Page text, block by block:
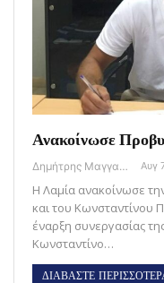
Ανακοίνωσε
Δημήτρης Μαγγανάρης Αυγ
H Λαμία ανακοίνωσε
και του Κωνσταντίνου
έναρξη συνεργασίας
Κωνσταντίνο…
ΔΙΑΒΑΣΤΕ